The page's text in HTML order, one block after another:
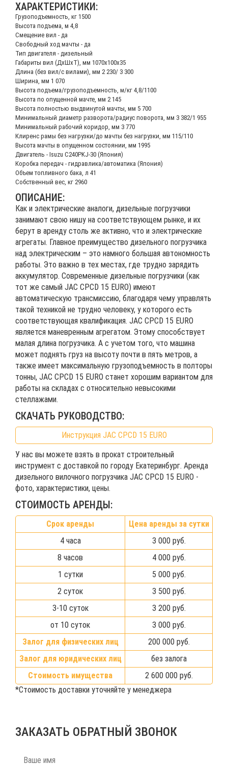
ХАРАКТЕРИСТИКИ:
Грузоподъемность, кг 1500
Высота подъема, м 4,8
Смещение вил - да
Свободный ход мачты - да
Тип двигателя - дизельный
Габариты вил (ДхШхТ), мм 1070x100x35
Длина (без вил/с вилами), мм 2 230/ 3 300
Ширина, мм 1 070
Высота подъема/грузоподъемность, м/кг 4,8/1100
Высота по опущенной мачте, мм 2 145
Высота полностью выдвинутой мачты, мм 5 700
Минимальный диаметр разворота/радиус поворота, мм 3 382/1 955
Минимальный рабочий коридор, мм 3 770
Клиренс рамы без нагрузки/до мачты без нагрузки, мм 115/110
Высота мачты в опущенном состоянии, мм 1995
Двигатель - Isuzu C240PKJ-30 (Япония)
Коробка передач - гидравлика/автоматика (Япония)
Объем топливного бака, л 41
Собственный вес, кг 2960
ОПИСАНИЕ:
Как и электрические аналоги, дизельные погрузчики
занимают свою нишу на соответствующем рынке, и их
берут в аренду столь же активно, что и электрические
агрегаты. Главное преимущество дизельного погрузчика
над электрическим – это намного большая автономность
работы. Это важно в тех местах, где трудно зарядить
аккумулятор. Современные дизельные погрузчики (как
тот же самый JAC CPCD 15 EURO) имеют
автоматическую трансмиссию, благодаря чему управлять
такой техникой не трудно человеку, у которого есть
соответствующая квалификация. JAC CPCD 15 EURO
является маневренным агрегатом. Этому способствует
малая длина погрузчика. А с учетом того, что машина
может поднять груз на высоту почти в пять метров, а
также имеет максимальную грузоподъемность в полторы
тонны, JAC CPCD 15 EURO станет хорошим вариантом для
работы на складах с относительно невысокими
стеллажами.
СКАЧАТЬ РУКОВОДСТВО:
Инструкция JAC CPCD 15 EURO
У нас вы можете взять в прокат строительный
инструмент с доставкой по городу Екатеринбург. Аренда
дизельного вилочного погрузчика JAC CPCD 15 EURO -
фото, характеристики, цены.
СТОИМОСТЬ АРЕНДЫ:
Срок аренды
Цена аренды за сутки
4 часа
3 000 руб.
8 часов
4 000 руб.
1 сутки
5 000 руб.
2 суток
3 500 руб.
3-10 суток
3 200 руб.
от 10 суток
3 000 руб.
Залог для физических лиц
200 000 руб.
Залог для юридических лиц
без залога
Стоимость имущества
2 600 000 руб.
*Стоимость доставки уточняйте у менеджера
ЗАКАЗАТЬ ОБРАТНЫЙ ЗВОНОК